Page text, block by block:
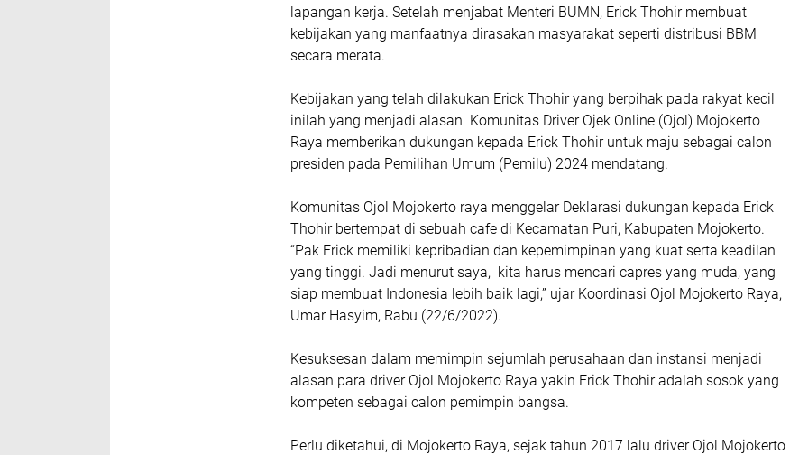
lapangan kerja. Setelah menjabat Menteri BUMN, Erick Thohir membuat
kebijakan yang manfaatnya dirasakan masyarakat seperti distribusi BBM
secara merata.
Kebijakan yang telah dilakukan Erick Thohir yang berpihak pada rakyat kecil
inilah yang menjadi alasan Komunitas Driver Ojek Online (Ojol) Mojokerto
Raya memberikan dukungan kepada Erick Thohir untuk maju sebagai calon
presiden pada Pemilihan Umum (Pemilu) 2024 mendatang.
Komunitas Ojol Mojokerto raya menggelar Deklarasi dukungan kepada Erick
Thohir bertempat di sebuah cafe di Kecamatan Puri, Kabupaten Mojokerto.
“Pak Erick memiliki kepribadian dan kepemimpinan yang kuat serta keadilan
yang tinggi. Jadi menurut saya, kita harus mencari capres yang muda, yang
siap membuat Indonesia lebih baik lagi,” ujar Koordinasi Ojol Mojokerto Raya,
Umar Hasyim, Rabu (22/6/2022).
Kesuksesan dalam memimpin sejumlah perusahaan dan instansi menjadi
alasan para driver Ojol Mojokerto Raya yakin Erick Thohir adalah sosok yang
kompeten sebagai calon pemimpin bangsa.
Perlu diketahui, di Mojokerto Raya, sejak tahun 2017 lalu driver Ojol Mojokerto